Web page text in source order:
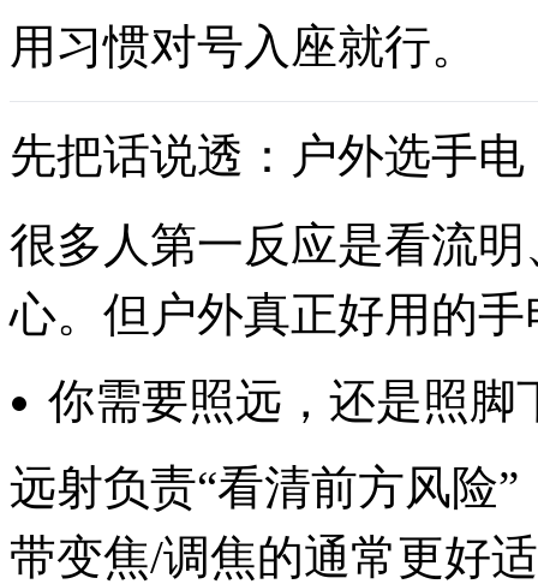
用习惯对号入座就行。
先把话说透：户外选手
很多人第一反应是看流
心。但户外真正好用的
你需要照远，还是照脚
远射负责“看清前方风险
带变焦/调焦的通常更好